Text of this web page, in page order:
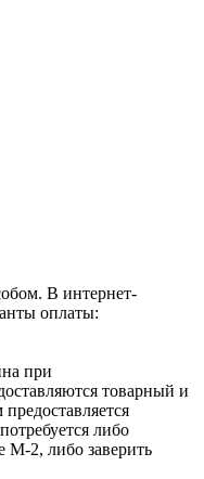
В интернет-
оплаты:
при
товарный и
либо
М-2, либо заверить